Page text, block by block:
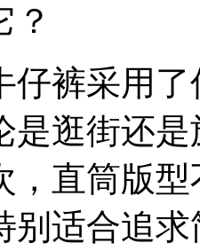
？
仔裤采用
是逛街还
，直筒版
别适合追